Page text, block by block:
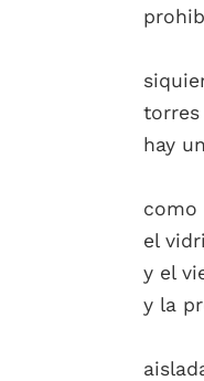
torres
hay
como
el
y el
y la